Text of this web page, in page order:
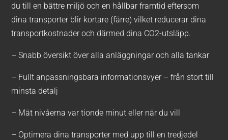
du till en bättre miljö och en hållbar framtid eftersom
dina transporter blir kortare (färre) vilket reducerar dina
transportkostnader och därmed dina CO2-utsläpp.
– Snabb översikt över alla anläggningar och alla tankar
– Fullt anpassningsbara informationsvyer – från stort till
minsta detalj
– Mät nivåerna var tionde minut eller när du vill
– Optimera dina transporter med upp till en tredjedel